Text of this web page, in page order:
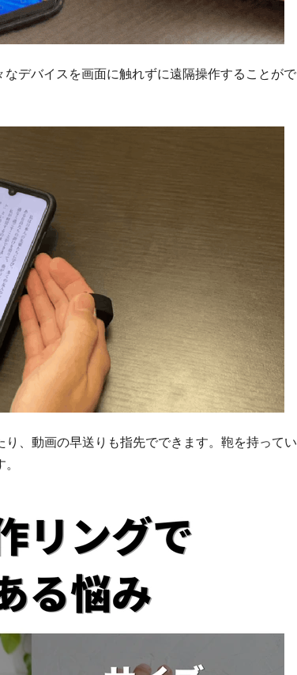
デバイスを画面に触れずに遠隔操作することがで
、動画の早送りも指先でできます。鞄を持ってい